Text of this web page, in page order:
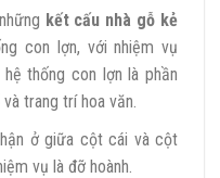
kết cấu nhà gỗ kẻ
con lợn, với nhiệm vụ
thống con lợn là phần
trang trí hoa văn.
ở giữa cột cái và cột
vụ là đỡ hoành.